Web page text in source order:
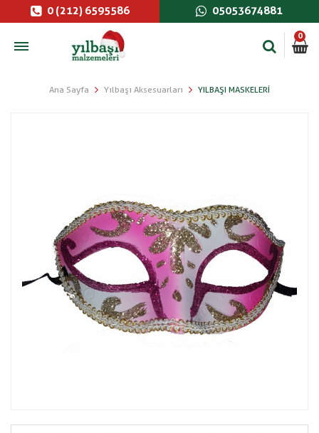
0 (212) 6595586 05053674881
0
Ana Sayfa Yılbaşı Aksesuarları YILBAŞI MASKELERI